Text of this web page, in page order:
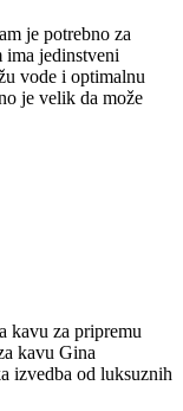
je potrebno za
jedinstveni
vode i optimalnu
je velik da može
kavu za pripremu
kavu Gina
izvedba od luksuznih